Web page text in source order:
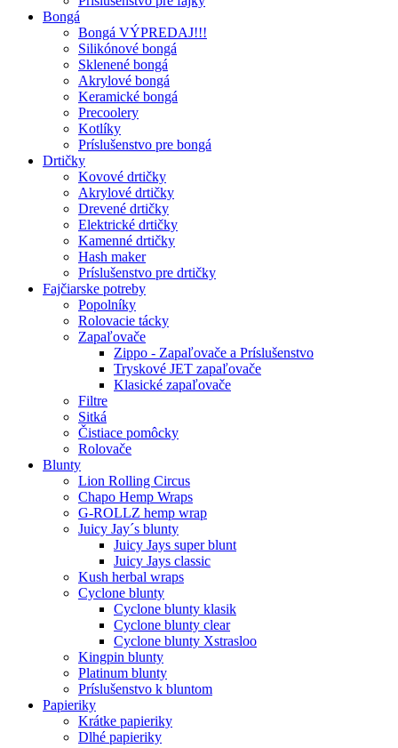
Bongá
Bongá VÝPREDAJ!!!
Silikónové bongá
Sklenené bongá
Akrylové bongá
Keramické bongá
Precoolery
Kotlíky
Príslušenstvo pre bongá
Drtičky
Kovové drtičky
Akrylové drtičky
Drevené drtičky
Elektrické drtičky
Kamenné drtičky
Hash maker
Príslušenstvo pre drtičky
Fajčiarske potreby
Popolníky
Rolovacie tácky
Zapaľovače
Zippo - Zapaľovače a Príslušenstvo
Tryskové JET zapaľovače
Klasické zapaľovače
Filtre
Sitká
Čistiace pomôcky
Rolovače
Blunty
Lion Rolling Circus
Chapo Hemp Wraps
G-ROLLZ hemp wrap
Juicy Jay´s blunty
Juicy Jays super blunt
Juicy Jays classic
Kush herbal wraps
Cyclone blunty
Cyclone blunty klasik
Cyclone blunty clear
Cyclone blunty Xstrasloo
Kingpin blunty
Platinum blunty
Príslušenstvo k bluntom
Papieriky
Krátke papieriky
Dlhé papieriky